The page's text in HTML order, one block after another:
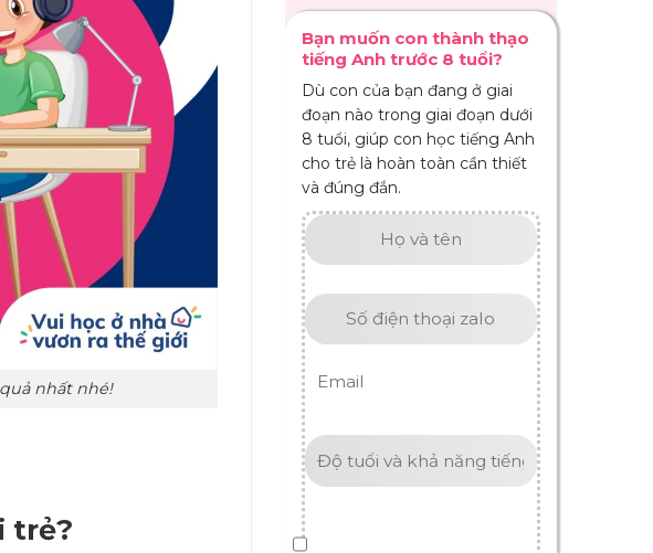
nhất nhé!
trẻ?
Bạn muốn con thành thạo
tiếng Anh trước 8 tuổi?
Dù con của bạn đang ở giai
đoạn nào trong giai đoạn dưới
8 tuổi, giúp con học tiếng Anh
cho trẻ là hoàn toàn cần thiết
và đúng đắn.